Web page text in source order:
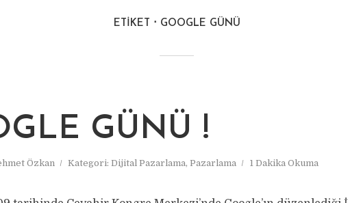
ETIKET GOOGLE GÜNÜ
GÜNÜ !
Özkan Kategori: Dijital Pazarlama, Pazarlama 1 Dakika Okuma